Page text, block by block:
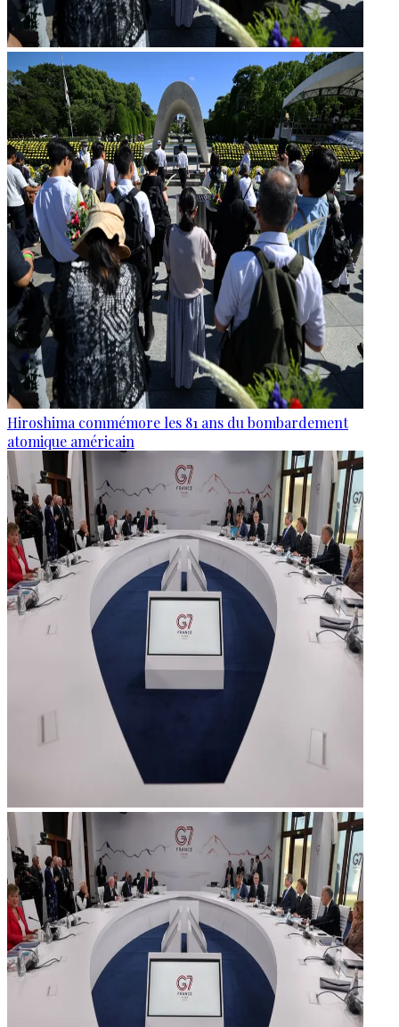
Hiroshima commémore les 81 ans du bombardement
atomique américain